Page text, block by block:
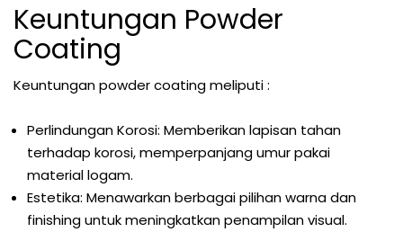
Keuntungan Powder
Coating
Keuntungan powder coating meliputi :
Perlindungan Korosi: Memberikan lapisan tahan
terhadap korosi, memperpanjang umur pakai
material logam.
Estetika: Menawarkan berbagai pilihan warna dan
finishing untuk meningkatkan penampilan visual.